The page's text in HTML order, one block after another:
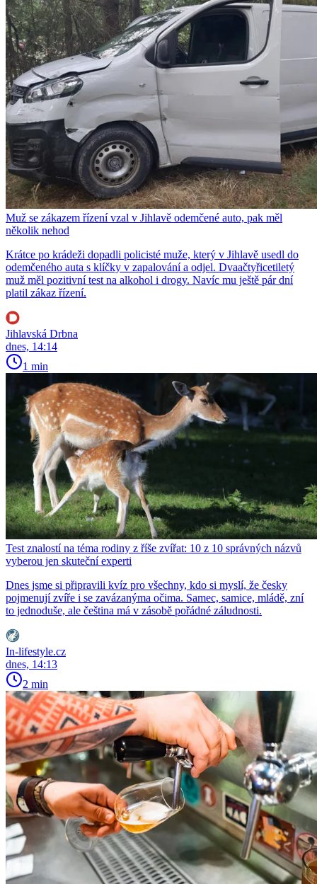
Muž se zákazem řízení vzal v Jihlavě odemčené auto, pak měl
několik nehod
Krátce po krádeži dopadli policisté muže, který v Jihlavě usedl do
odemčeného auta s klíčky v zapalování a odjel. Dvaačtyřicetiletý
muž měl pozitivní test na alkohol i drogy. Navíc mu ještě pár dní
platil zákaz řízení.
Jihlavská Drbna
dnes, 14:14
1 min
Test znalostí na téma rodiny z říše zvířat: 10 z 10 správných názvů
vyberou jen skuteční experti
Dnes jsme si připravili kvíz pro všechny, kdo si myslí, že česky
pojmenují zvíře i se zavázanýma očima. Samec, samice, mládě, zní
to jednoduše, ale čeština má v zásobě pořádné záludnosti.
In-lifestyle.cz
dnes, 14:13
2 min